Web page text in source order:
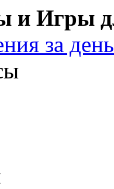
и Игры
за день